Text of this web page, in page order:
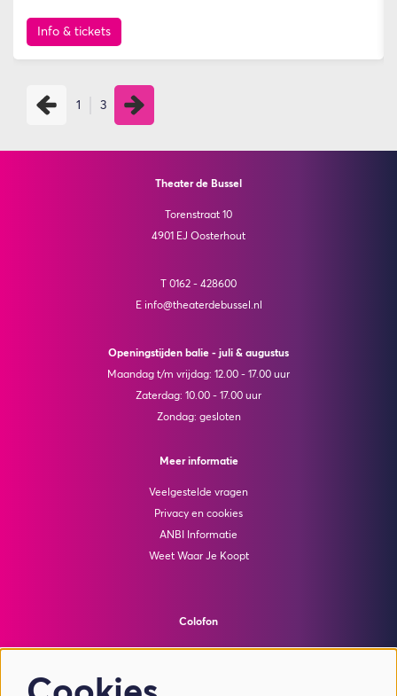
Info & tickets
1 3
Theater de Bussel
Torenstraat 10
4901 EJ Oosterhout
T 0162 - 428600
E info@theaterdebussel.nl
Openingstijden balie - juli & augustus
Maandag t/m vrijdag: 12.00 - 17.00 uur
Zaterdag: 10.00 - 17.00 uur
Zondag: gesloten
Meer informatie
Veelgestelde vragen
Privacy en cookies
ANBI Informatie
Weet Waar Je Koopt
Colofon
© Theater de Bussel